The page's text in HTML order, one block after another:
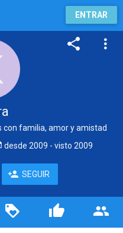
ENTRAR
familia, amor y amistad
desde 2009 - visto 2009
SEGUIR